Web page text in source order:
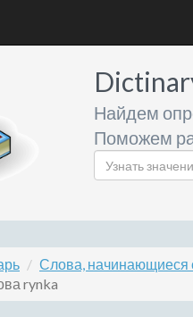
Найдем
Поможем
Слова, начинающиеся
rynka